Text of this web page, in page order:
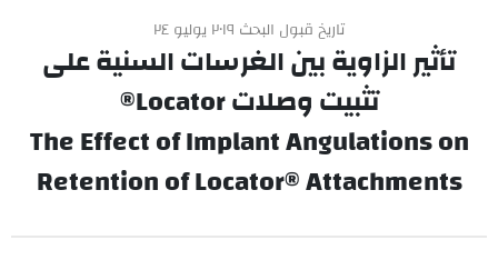
تاريخ قبول البحث ٢٠١٩ يوليو ٢٤
تأثير الزاوية بين الغرسات السنية على
تثبيت وصلات Locator®
The Effect of Implant Angulations on
Retention of Locator® Attachments